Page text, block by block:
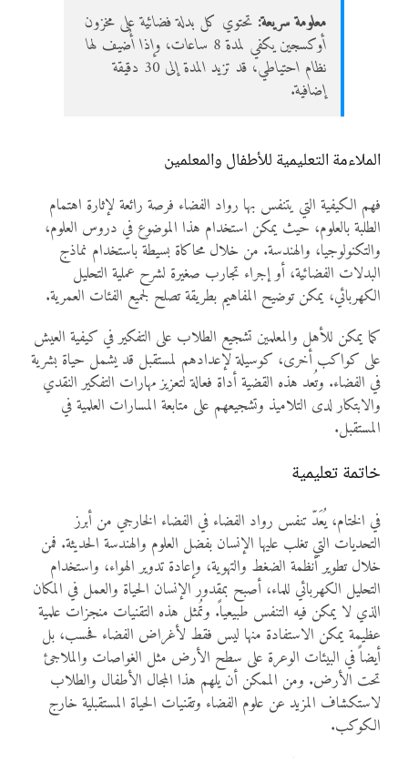
معلومة سريعة: تحتوي كل بدلة فضائية على مخزون
أوكسجين يكفي لمدة 8 ساعات، وإذا أُضيف لها
نظام احتياطي، قد تزيد المدة إلى 30 دقيقة
إضافية.
الملاءمة التعليمية للأطفال والمعلمين
فهم الكيفية التي يتنفس بها رواد الفضاء فرصة رائعة لإثارة اهتمام
الطلبة بالعلوم، حيث يمكن استخدام هذا الموضوع في دروس العلوم،
والتكنولوجيا، والهندسة. من خلال محاكاة بسيطة باستخدام نماذج
البدلات الفضائية، أو إجراء تجارب صغيرة لشرح عملية التحليل
الكهربائي، يمكن توضيح المفاهيم بطريقة تصلح لجميع الفئات العمرية.
كما يمكن للأهل والمعلمين تشجيع الطلاب على التفكير في كيفية العيش
على كواكب أخرى، كوسيلة لإعدادهم لمستقبل قد يشمل حياة بشرية
في الفضاء. وتُعد هذه القضية أداة فعالة لتعزيز مهارات التفكير النقدي
والابتكار لدى التلاميذ وتشجيعهم على متابعة المسارات العلمية في
المستقبل.
خاتمة تعليمية
في الختام، يُعَدّ تنفس رواد الفضاء في الفضاء الخارجي من أبرز
التحديات التي تغلب عليها الإنسان بفضل العلوم والهندسة الحديثة. فمن
خلال تطوير أنظمة الضغط والتهوية، وإعادة تدوير الهواء، واستخدام
التحليل الكهربائي للماء، أصبح بمقدور الإنسان الحياة والعمل في المكان
الذي لا يمكن فيه التنفس طبيعياً. وتُمثل هذه التقنيات منجزات علمية
عظيمة يمكن الاستفادة منها ليس فقط لأغراض الفضاء فحسب، بل
أيضاً في البيئات الوعرة على سطح الأرض مثل الغواصات والملاجئ
تحت الأرض. ومن الممكن أن يلهم هذا المجال الأطفال والطلاب
لاستكشاف المزيد عن علوم الفضاء وتقنيات الحياة المستقبلية خارج
الكوكب.